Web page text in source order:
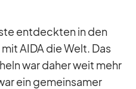
ent­deck­ten in den
AIDA die Welt. Das
war da­her weit mehr
ein ge­mein­sa­mer